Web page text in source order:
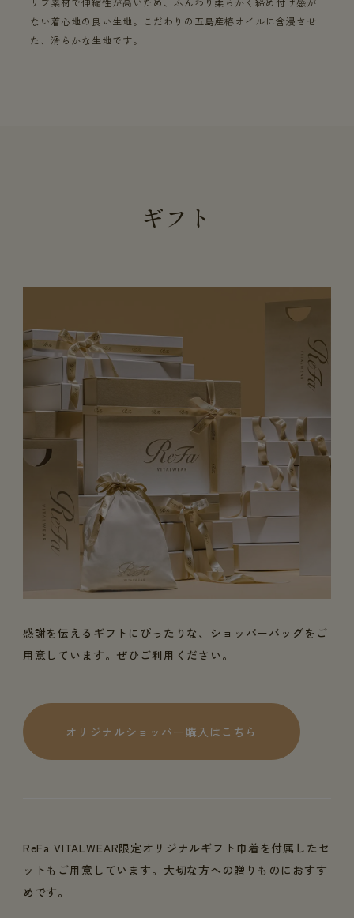
ない着心地の良い生地。こだわりの五島産椿オイルに含浸させ
た、滑らかな生地です。
ギフト
感謝を伝えるギフトにぴったりな、ショッパーバッグをご
用意しています。ぜひご利用ください。
オリジナルショッパー購入はこちら
ReFa VITALWEAR限定オリジナルギフト巾着を付属したセ
ットもご用意しています。大切な方への贈りものにおすす
めです。